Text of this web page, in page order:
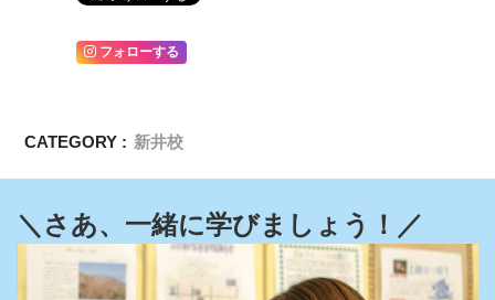
フォローする
CATEGORY : 新井校
＼さあ、一緒に学びましょう！／